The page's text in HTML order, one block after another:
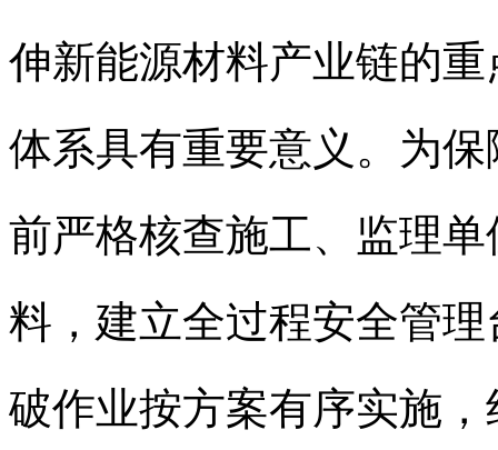
伸新能源材料产业链的
体系具有重要意义。为
前严格核查施工、监理
料，建立全过程安全管
破作业按方案有序实施